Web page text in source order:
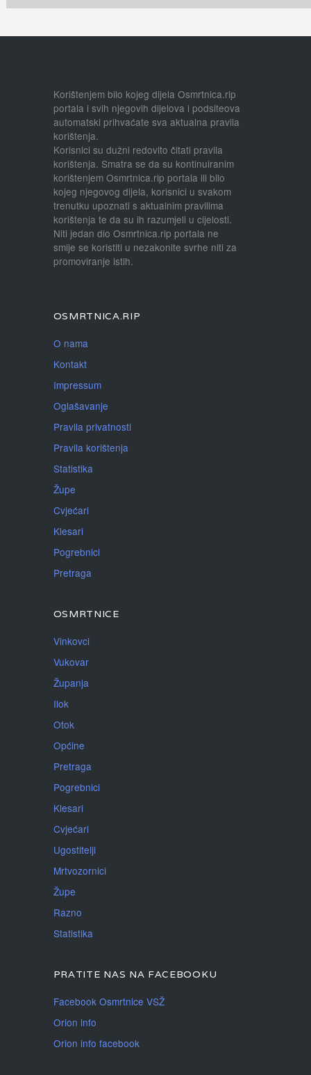
Korištenjem bilo kojeg dijela Osmrtnica.rip
portala i svih njegovih dijelova i podsiteova
automatski prihvaćate sva aktualna pravila
korištenja.
Korisnici su dužni redovito čitati pravila
korištenja. Smatra se da su kontinuiranim
korištenjem Osmrtnica.rip portala ili bilo
kojeg njegovog dijela, korisnici u svakom
trenutku upoznati s aktualnim pravilima
korištenja te da su ih razumjeli u cijelosti.
Niti jedan dio Osmrtnica.rip portala ne
smije se koristiti u nezakonite svrhe niti za
promoviranje istih.
OSMRTNICA.RIP
O nama
Kontakt
Impressum
Oglašavanje
Pravila privatnosti
Pravila korištenja
Statistika
Župe
Cvjećari
Klesari
Pogrebnici
Pretraga
OSMRTNICE
Vinkovci
Vukovar
Županja
Ilok
Otok
Općine
Pretraga
Pogrebnici
Klesari
Cvjećari
Ugostitelji
Mrtvozornici
Župe
Razno
Statistika
PRATITE NAS NA FACEBOOKU
Facebook Osmrtnice VSŽ
Orion info
Orion info facebook